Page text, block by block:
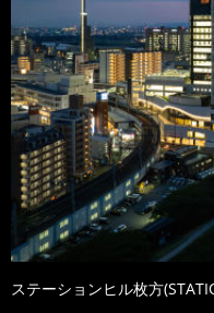
ステーションヒル枚方